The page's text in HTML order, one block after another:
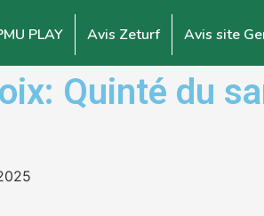
PLAY Avis Zeturf Avis site
Quinté du